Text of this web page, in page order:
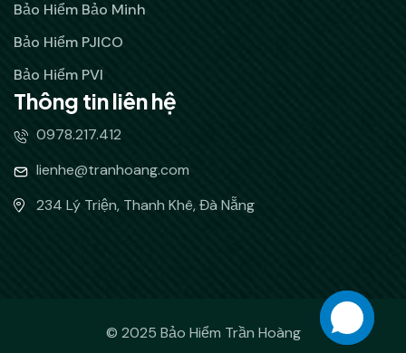
Bảo Hiểm Bảo Minh
Bảo Hiểm PJICO
Bảo Hiểm PVI
Thông tin liên hệ
0978.217.412
lienhe@tranhoang.com
234 Lý Triện, Thanh Khê, Đà Nẵng
© 2025 Bảo Hiểm Trần Hoàng